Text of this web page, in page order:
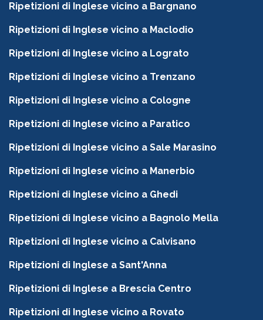
Ripetizioni di Inglese vicino a Bargnano
Ripetizioni di Inglese vicino a Maclodio
Ripetizioni di Inglese vicino a Lograto
Ripetizioni di Inglese vicino a Trenzano
Ripetizioni di Inglese vicino a Cologne
Ripetizioni di Inglese vicino a Paratico
Ripetizioni di Inglese vicino a Sale Marasino
Ripetizioni di Inglese vicino a Manerbio
Ripetizioni di Inglese vicino a Ghedi
Ripetizioni di Inglese vicino a Bagnolo Mella
Ripetizioni di Inglese vicino a Calvisano
Ripetizioni di Inglese a Sant'Anna
Ripetizioni di Inglese a Brescia Centro
Ripetizioni di Inglese vicino a Rovato